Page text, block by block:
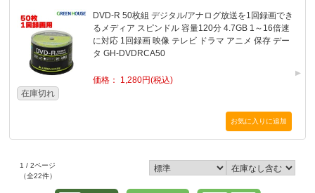
DVD-R 50枚組 デジタル/アナログ放送を1回録画でき
るメディア スピンドル 容量120分 4.7GB 1～16倍速
に対応 1回録画 映像 テレビ ドラマ アニメ 保存 デー
タ GH-DVDRCA50
価格： 1,280円(税込)
在庫切れ
1 / 2ページ
（全22件）